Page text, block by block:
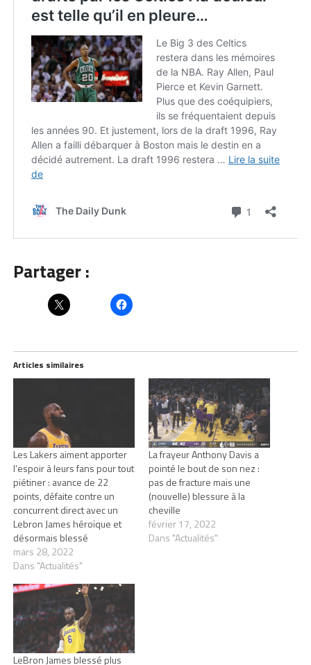
Partager :
Articles similaires
Les Lakers aiment apporter
l’espoir à leurs fans pour tout
piétiner : avance de 22
points, défaite contre un
concurrent direct avec un
Lebron James héroïque et
désormais blessé
mars 28, 2022
Dans "Actualités"
La frayeur Anthony Davis a
pointé le bout de son nez :
pas de fracture mais une
(nouvelle) blessure à la
cheville
février 17, 2022
Dans "Actualités"
LeBron James blessé plus